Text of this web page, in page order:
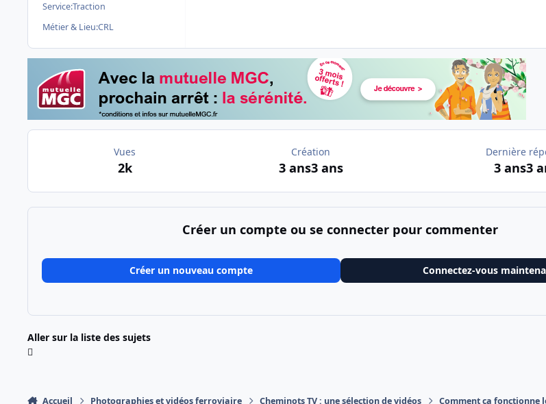
Service:Traction
Métier & Lieu:CRL
Vues
2k
Création
3 ans3 ans
Dernière
3 ans3
Créer un compte ou se connecter pour commenter
Créer un nouveau compte Connectez-vous
Aller sur la liste des sujets
Accueil Photographies et vidéos ferroviaire Cheminots TV : une sélection de vidéos Comment ça fonctionne